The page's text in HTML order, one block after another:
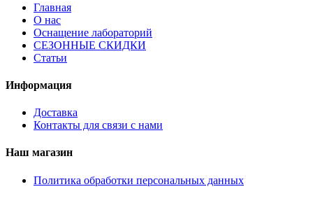
Главная
О нас
Оснащение лабораторий
СЕЗОННЫЕ СКИДКИ
Статьи
Информация
Доставка
Контакты для связи с нами
Наш магазин
Политика обработки персональных данных